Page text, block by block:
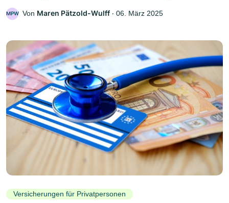
MPW Von Maren Pätzold-Wulff ‧ 06. März 2025
Versicherungen für Privatpersonen